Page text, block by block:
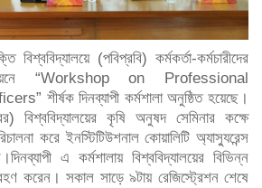
বিশ্ববিদ্যালয়ে (পবিপ্রবি) কর্মকর্তা-কর্মচারীদের
“Workshop on Professional
শীর্ষক দিনব্যাপী কর্মশালা অনুষ্ঠিত হয়েছে।
কৃষি অনুষদ সেমিনার কক্ষে
করে ইনস্টিটিউশনাল কোয়ালিটি অ্যাস্যুরেন্স
এ কর্মশালায় বিশ্ববিদ্যালয়ের বিভিন্ন
করেন। সকাল সাড়ে ৯টায় রেজিস্ট্রেশন শেষে